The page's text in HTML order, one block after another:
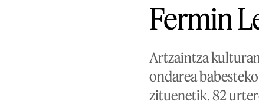
Fermin
Artzaintza
ondarea
zituenetik. 82